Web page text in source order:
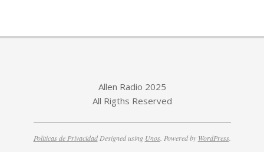
Allen Radio 2025
All Rigths Reserved
Politicas de PrivacidadDesigned using Unos. Powered by WordPress.